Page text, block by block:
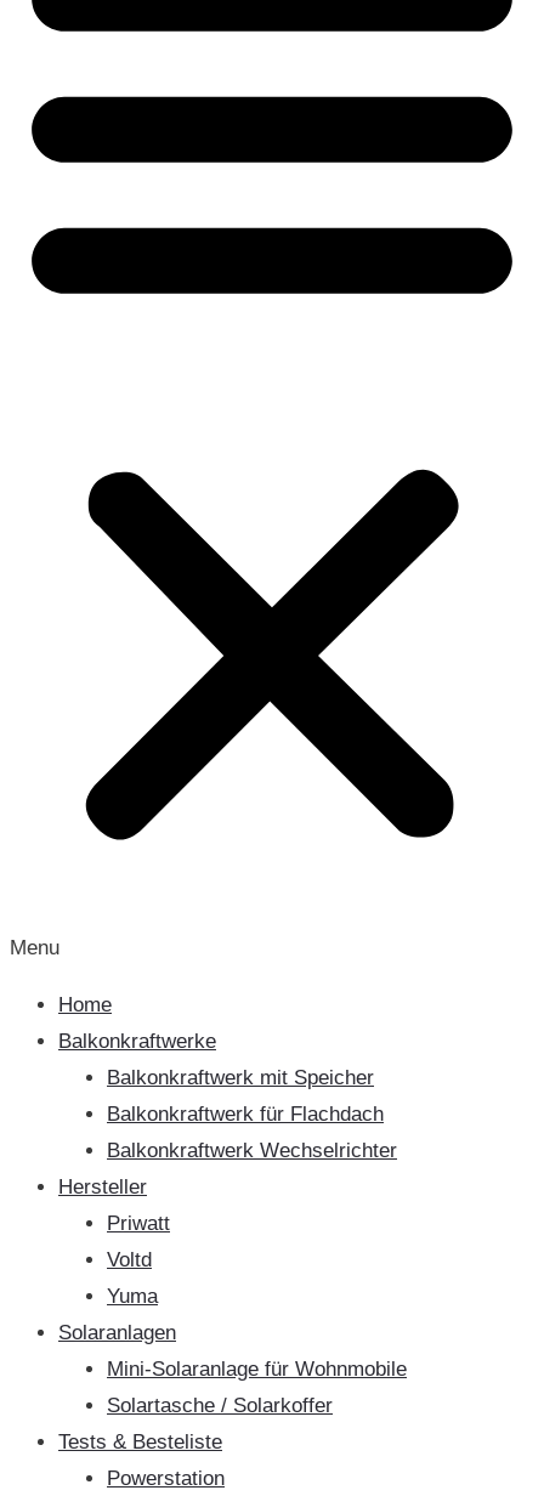
Menu
Home
Balkonkraftwerke
Balkonkraftwerk mit Speicher
Balkonkraftwerk für Flachdach
Balkonkraftwerk Wechselrichter
Hersteller
Priwatt
Voltd
Yuma
Solaranlagen
Mini-Solaranlage für Wohnmobile
Solartasche / Solarkoffer
Tests & Besteliste
Powerstation